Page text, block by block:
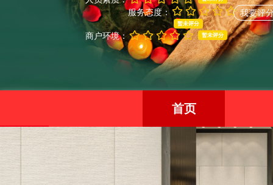
服务态度：
暂未评分
商户环境： 暂未评分
我要评
首页